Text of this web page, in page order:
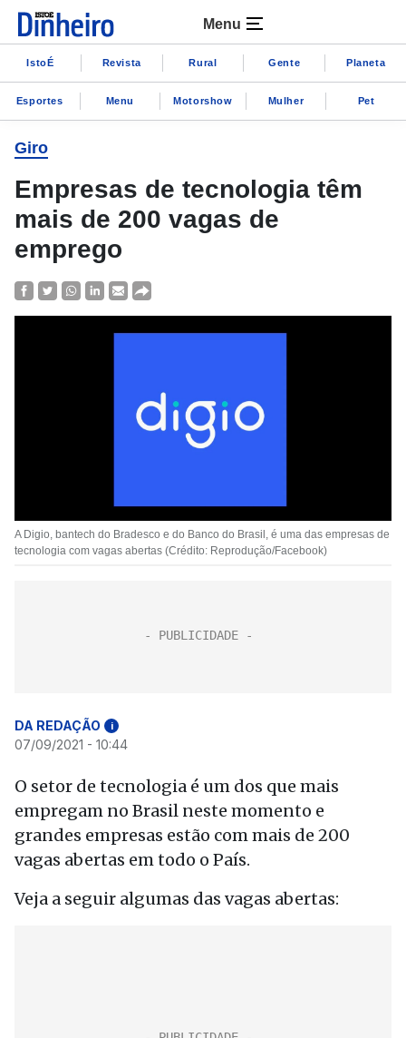
Menu
IstoÉ Revista Rural Gente Planeta
Esportes Menu Motorshow Mulher Pet
Giro
Empresas de tecnologia têm
mais de 200 vagas de
emprego
A Digio, bantech do Bradesco e do Banco do Brasil, é uma das empresas de
tecnologia com vagas abertas (Crédito: Reprodução/Facebook)
DA REDAÇÃO i
07/09/2021 - 10:44
O setor de tecnologia é um dos que mais
empregam no Brasil neste momento e
grandes empresas estão com mais de 200
vagas abertas em todo o País.
Veja a seguir algumas das vagas abertas: